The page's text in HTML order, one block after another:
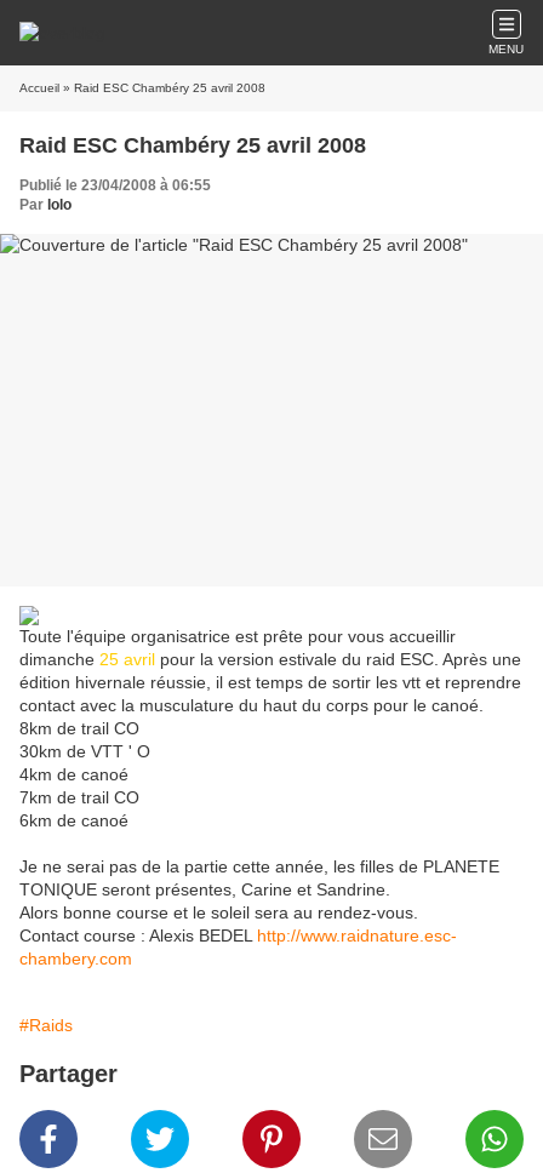
MENU
Accueil » Raid ESC Chambéry 25 avril 2008
Raid ESC Chambéry 25 avril 2008
Publié le 23/04/2008 à 06:55
Par lolo
Toute l'équipe organisatrice est prête pour vous accueillir
dimanche 25 avril pour la version estivale du raid ESC. Après une
édition hivernale réussie, il est temps de sortir les vtt et reprendre
contact avec la musculature du haut du corps pour le canoé.
8km de trail CO
30km de VTT ' O
4km de canoé
7km de trail CO
6km de canoé
Je ne serai pas de la partie cette année, les filles de PLANETE
TONIQUE seront présentes, Carine et Sandrine.
Alors bonne course et le soleil sera au rendez-vous.
Contact course : Alexis BEDEL http://www.raidnature.esc-
chambery.com
#Raids
Partager